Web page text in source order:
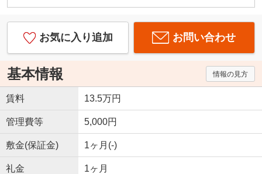
お気に入り追加 お問い合わせ
基本情報 情報の見方
賃料 13.5万円
管理費等 5,000円
敷金(保証金) 1ヶ月(-)
礼金 1ヶ月